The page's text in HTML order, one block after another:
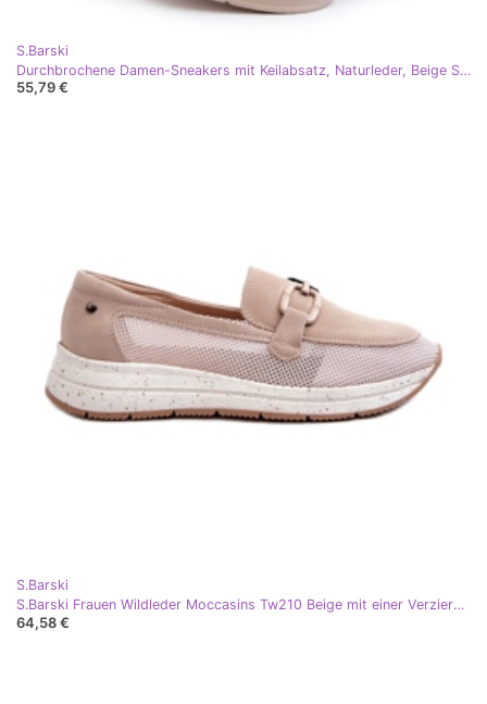
S.Barski
Durchbrochene Damen-Sneakers mit Keilabsatz, Naturleder, Beige S.Barski LR482
55,79 €
S.Barski
S.Barski Frauen Wildleder Moccasins Tw210 Beige mit einer Verzierung
64,58 €